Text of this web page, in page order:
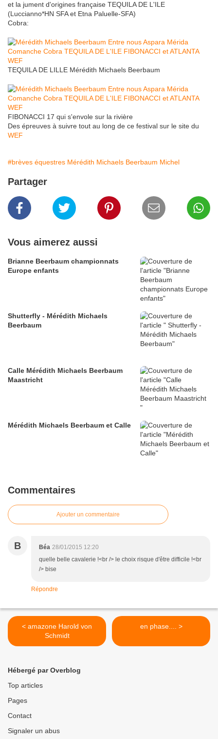
et la jument d'origines française TEQUILA DE L'ILE
(Luccianno*HN SFA et Etna Paluelle-SFA)
Cobra:
TEQUILA DE LILLE Mérédith Michaels Beerbaum
FIBONACCI 17 qui s'envole sur la rivière
Des épreuves à suivre tout au long de ce festival sur le site du
WEF
#brèves équestres Mérédith Michaels Beerbaum Michel
Partager
Vous aimerez aussi
Brianne Beerbaum championnats
Europe enfants
Shutterfly - Mérédith Michaels
Beerbaum
Calle Mérédith Michaels Beerbaum
Maastricht
Mérédith Michaels Beerbaum et Calle
Commentaires
Ajouter un commentaire
B Béa 28/01/2015 12:20
quelle belle cavalerie !<br /> le choix risque d'être difficile !<br
/> bise
Répondre
< amazone Harold von
Schmidt
en phase.... >
Hébergé par Overblog
Top articles
Pages
Contact
Signaler un abus